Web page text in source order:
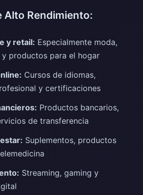
Alto Rendimiento:
y retail: Especialmente moda,
productos para el hogar
Cursos de idiomas,
y certificaciones
Productos bancarios,
de transferencia
Suplementos, productos
Streaming, gaming y